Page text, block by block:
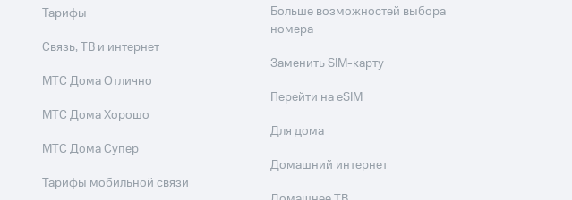
Тарифы
Связь, ТВ и интернет
МТС Дома Отлично
МТС Дома Хорошо
МТС Дома Супер
Тарифы мобильной связи
Больше возможностей выбора
номера
Заменить SIM-карту
Перейти на eSIM
Для дома
Домашний интернет